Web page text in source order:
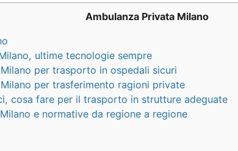
Ambulanza Privata Milano
ultime tecnologie sempre
per trasporto in ospedali sicuri
per trasferimento ragioni private
cosa fare per il trasporto in strutture adeguate
e normative da regione a regione